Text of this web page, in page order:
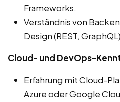
Frameworks.
Verständnis von
Design (REST,
Cloud- und DevOps-
Erfahrung mit Cloud-
Azure oder Google